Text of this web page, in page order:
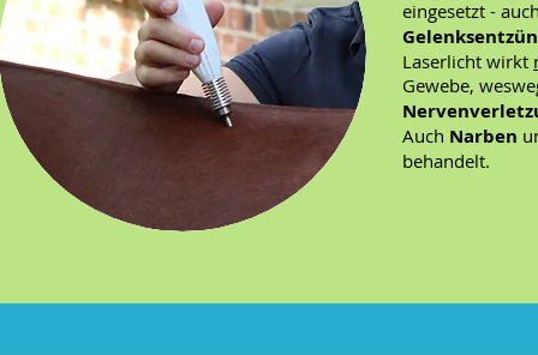
eingesetzt -
Laserlicht wirkt
Gewebe,
Auch Narben
behandelt.